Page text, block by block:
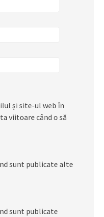
și site-ul web în
viitoare când o să
sunt publicate alte
sunt publicate